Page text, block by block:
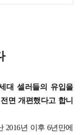
대 셀러들의 유입을
면 개편했다고 합니
2016년 이후 6년만에